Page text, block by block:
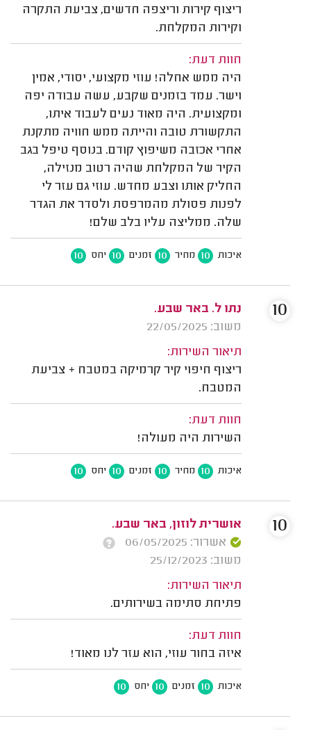
ריצוף קירות וריצפה חדשים, צביעת התקרה
וקירות המקלחת.
חוות דעת:
היה ממש אחלה! עוזי מקצועי, יסודי, אמין
וישר. עמד בזמנים שקבע, עשה עבודה יפה
ומקצועית. היה מאוד נעים לעבוד איתו,
התקשורת טובה והייתה ממש חוויה מתקנת
אחרי אכזבה משיפוץ קודם. בנוסף טיפל בגב
הקיר של המקלחת שהיה רטוב מנזילה,
החליק אותו וצבע מחדש. עוזי גם עזר לי
לפנות פסולת מהמרפסת ולסדר את הגדר
שלה. ממליצה עליו בלב שלם!
איכות 10 מחיר 10 זמנים 10 יחס 10
נתו ל. באר שבע.
משוב: 22/05/2025
תיאור השירות:
ריצוף חיפוי קיר קרמיקה במטבח + צביעת
המטבח.
חוות דעת:
השירות היה מעולה!
איכות 10 מחיר 10 זמנים 10 יחס 10
10
אושרית לוזון, באר שבע.
אשרור: 06/05/2025
משוב: 25/12/2023
תיאור השירות:
פתיחת סתימה בשירותים.
חוות דעת:
איזה בחור עוזי, הוא עזר לנו מאוד!
איכות 10 זמנים 10 יחס 10
10